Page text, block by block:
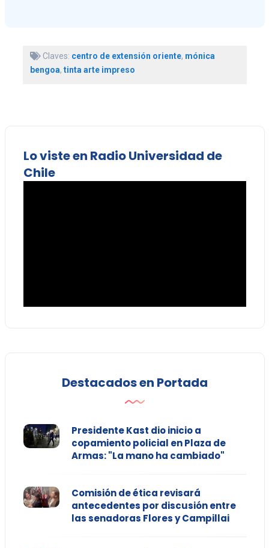
Claves: centro de extensión oriente, mónica
bengoa, tinta arte impreso
Lo viste en Radio Universidad de
Chile
Destacados en Portada
Presidente Kast dio inicio a
copamiento policial en Plaza de
Armas: "La mano ha cambiado"
Comisión de ética revisará
antecedentes por discusión entre
las senadoras Flores y Campillai